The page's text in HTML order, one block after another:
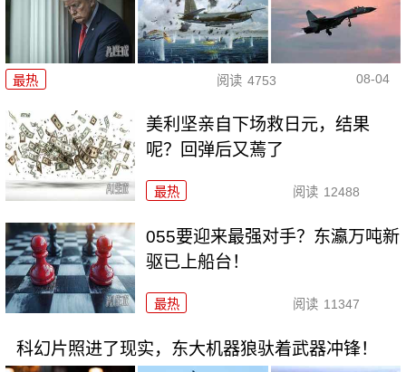
最热 阅读 4753 08-04
美利坚亲自下场救日元，结果
呢？回弹后又蔫了
最热 阅读 12488
055要迎来最强对手？东瀛万吨新
驱已上船台！
最热 阅读 11347
科幻片照进了现实，东大机器狼驮着武器冲锋！